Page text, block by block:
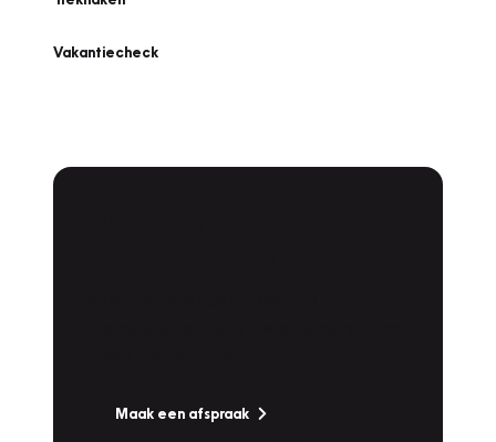
Vakantiecheck
Maak een afspraak